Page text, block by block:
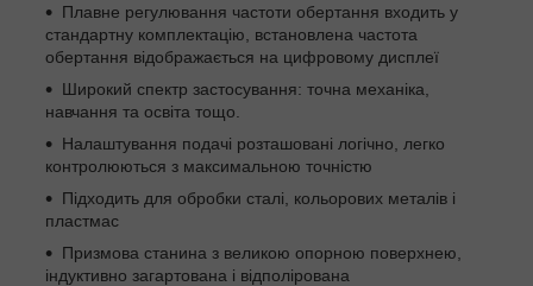
Плавне регулювання частоти обертання входить у
стандартну комплектацію, встановлена частота
обертання відображається на цифровому дисплеї
Широкий спектр застосування: точна механіка,
навчання та освіта тощо.
Налаштування подачі розташовані логічно, легко
контролюються з максимальною точністю
Підходить для обробки сталі, кольорових металів і
пластмас
Призмова станина з великою опорною поверхнею,
індуктивно загартована і відполірована